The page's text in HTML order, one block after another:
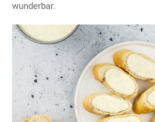
wunderbar.